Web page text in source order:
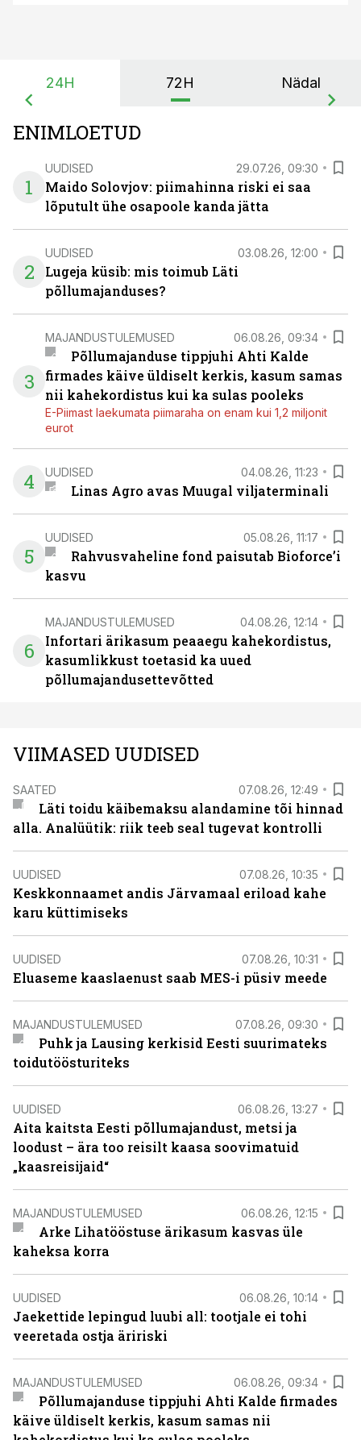
24H 72H Nädal
ENIMLOETUD
1
UUDISED 29.07.26, 09:30
Maido Solovjov: piimahinna riski ei saa
lõputult ühe osapoole kanda jätta
2
UUDISED 03.08.26, 12:00
Lugeja küsib: mis toimub Läti
põllumajanduses?
3
MAJANDUSTULEMUSED 06.08.26, 09:34
Põllumajanduse tippjuhi Ahti Kalde
firmades käive üldiselt kerkis, kasum samas
nii kahekordistus kui ka sulas pooleks
E-Piimast laekumata piimaraha on enam kui 1,2 miljonit
eurot
4 UUDISED 04.08.26, 11:23
Linas Agro avas Muugal viljaterminali
5
UUDISED 05.08.26, 11:17
Rahvusvaheline fond paisutab Bioforce’i
kasvu
6
MAJANDUSTULEMUSED 04.08.26, 12:14
Infortari ärikasum peaaegu kahekordistus,
kasumlikkust toetasid ka uued
põllumajandusettevõtted
VIIMASED UUDISED
SAATED 07.08.26, 12:49
Läti toidu käibemaksu alandamine tõi hinnad
alla. Analüütik: riik teeb seal tugevat kontrolli
UUDISED 07.08.26, 10:35
Keskkonnaamet andis Järvamaal eriload kahe
karu küttimiseks
UUDISED 07.08.26, 10:31
Eluaseme kaaslaenust saab MES-i püsiv meede
MAJANDUSTULEMUSED 07.08.26, 09:30
Puhk ja Lausing kerkisid Eesti suurimateks
toidutöösturiteks
UUDISED 06.08.26, 13:27
Aita kaitsta Eesti põllumajandust, metsi ja
loodust – ära too reisilt kaasa soovimatuid
„kaasreisijaid“
MAJANDUSTULEMUSED 06.08.26, 12:15
Arke Lihatööstuse ärikasum kasvas üle
kaheksa korra
UUDISED 06.08.26, 10:14
Jaekettide lepingud luubi all: tootjale ei tohi
veeretada ostja äririski
MAJANDUSTULEMUSED 06.08.26, 09:34
Põllumajanduse tippjuhi Ahti Kalde firmades
käive üldiselt kerkis, kasum samas nii